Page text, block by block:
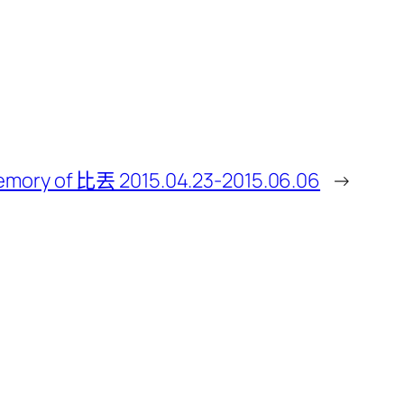
of 比丟 2015.04.23-2015.06.06 →